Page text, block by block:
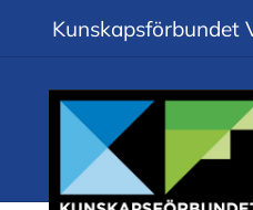
Kunskapsförbundet